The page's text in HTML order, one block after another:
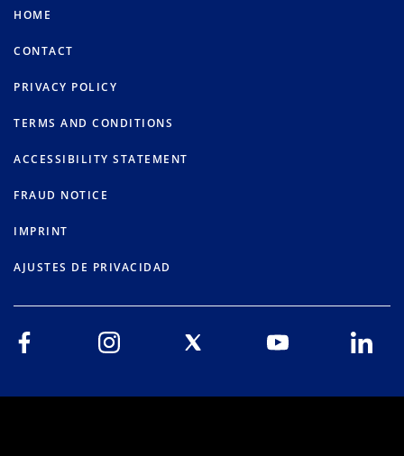
HOME
CONTACT
PRIVACY POLICY
TERMS AND CONDITIONS
ACCESSIBILITY STATEMENT
FRAUD NOTICE
IMPRINT
AJUSTES DE PRIVACIDAD